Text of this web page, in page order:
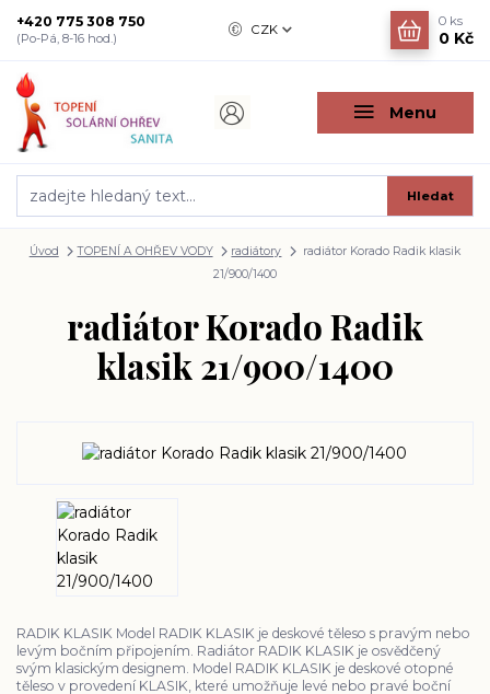
Menu
CZK
Hledat
+420 775 308 750
(Po-Pá, 8-16 hod.)
0 ks
0 Kč
Úvod TOPENÍ A OHŘEV VODY radiátory
radiátor Korado Radik klasik
21/900/1400
radiátor Korado Radik
klasik 21/900/1400
RADIK KLASIK Model RADIK KLASIK je deskové těleso s pravým nebo
levým bočním připojením. Radiátor RADIK KLASIK je osvědčený
svým klasickým designem. Model RADIK KLASIK je deskové otopné
těleso v provedení KLASIK, které umožňuje levé nebo pravé boční